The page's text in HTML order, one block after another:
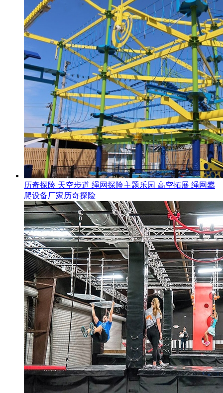
历奇探险 天空步道 绳网探险主题乐园 高空拓展 绳网攀
爬设备厂家历奇探险